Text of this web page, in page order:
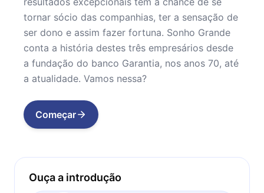
tornar sócio das companhias, ter a sensação de
ser dono e assim fazer fortuna. Sonho Grande
conta a história destes três empresários desde
a fundação do banco Garantia, nos anos 70, até
a atualidade. Vamos nessa?
Começar
Ouça a introdução